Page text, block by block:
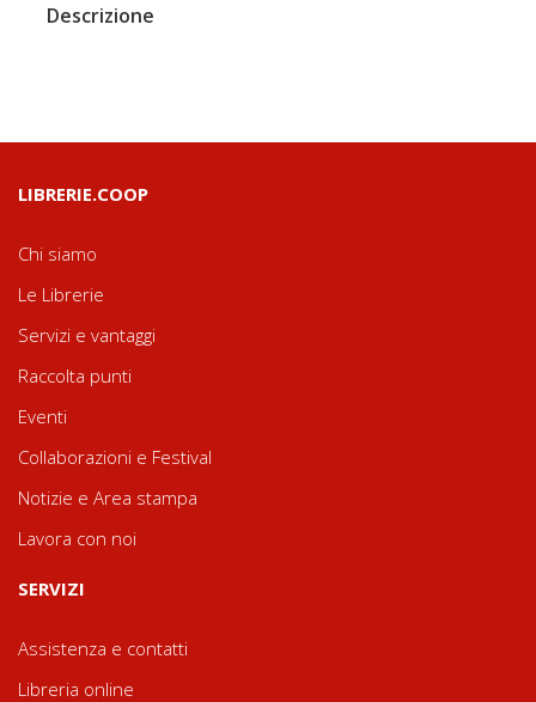
Descrizione
LIBRERIE.COOP
Chi siamo
Le Librerie
Servizi e vantaggi
Raccolta punti
Eventi
Collaborazioni e Festival
Notizie e Area stampa
Lavora con noi
SERVIZI
Assistenza e contatti
Libreria online